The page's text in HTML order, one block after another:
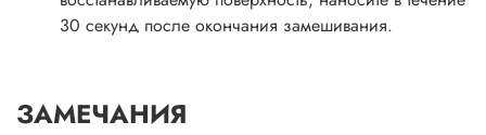
30 секунд после окончания замешивания.
ЗАМЕЧАНИЯ